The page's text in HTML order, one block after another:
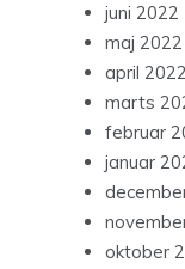
juni 2022
maj 2022
april 2022
marts
februar
januar
oktober